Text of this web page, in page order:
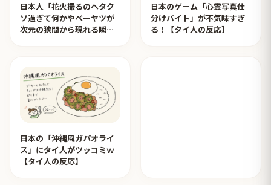
日本人「花火撮るのヘタク
ソ過ぎて何かやベーヤツが
次元の狭間から現れる瞬間
日本のゲーム「心霊写真仕
分けバイト」が不気味すぎ
る！【タイ人の反応】
日本の「沖縄風ガパオライ
ス」にタイ人がツッコミｗ
【タイ人の反応】